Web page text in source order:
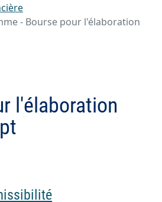
- Bourse pour l'élaboration
l'élaboration